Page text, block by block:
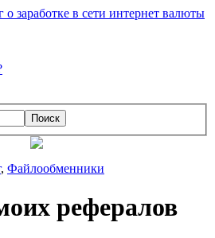
Поиск
, Файлообменники
рефералов